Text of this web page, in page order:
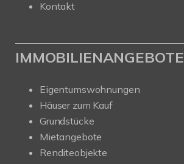
Kontakt
IMMOBILIENANGEBOTE
Eigentumswohnungen
Häuser zum Kauf
Grundstücke
Mietangebote
Renditeobjekte